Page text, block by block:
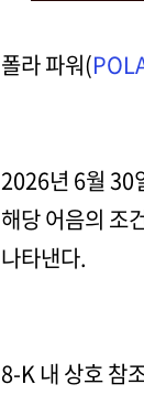
폴라 파워(
2026년 6월 30
해당 어음의 조
나타낸다.
8-K 내 상호 참